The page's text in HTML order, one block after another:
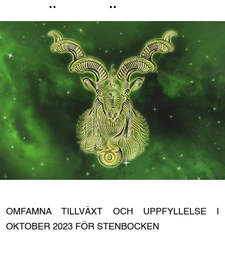
FÖRUTSÄGELSER
OMFAMNA TILLVÄXT OCH UPPFYLLELSE I
OKTOBER 2023 FÖR STENBOCKEN